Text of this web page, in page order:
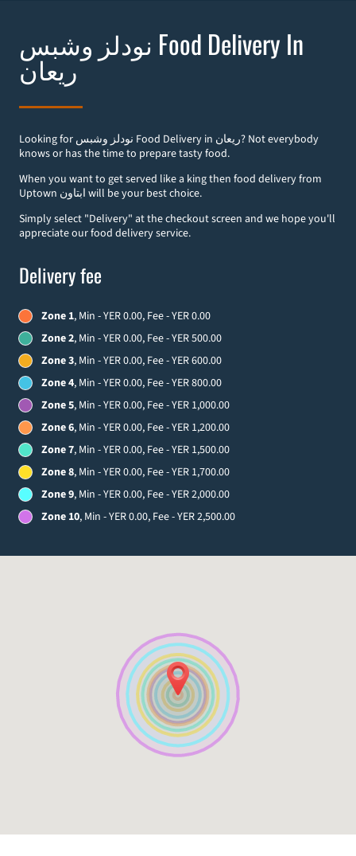
نودلز وشبس Food Delivery In
ريعان
Looking for نودلز وشبس Food Delivery in ريعان? Not everybody
knows or has the time to prepare tasty food.
When you want to get served like a king then food delivery from
Uptown ابتاون will be your best choice.
Simply select "Delivery" at the checkout screen and we hope you'll
appreciate our food delivery service.
Delivery fee
Zone 1, Min - YER 0.00, Fee - YER 0.00
Zone 2, Min - YER 0.00, Fee - YER 500.00
Zone 3, Min - YER 0.00, Fee - YER 600.00
Zone 4, Min - YER 0.00, Fee - YER 800.00
Zone 5, Min - YER 0.00, Fee - YER 1,000.00
Zone 6, Min - YER 0.00, Fee - YER 1,200.00
Zone 7, Min - YER 0.00, Fee - YER 1,500.00
Zone 8, Min - YER 0.00, Fee - YER 1,700.00
Zone 9, Min - YER 0.00, Fee - YER 2,000.00
Zone 10, Min - YER 0.00, Fee - YER 2,500.00